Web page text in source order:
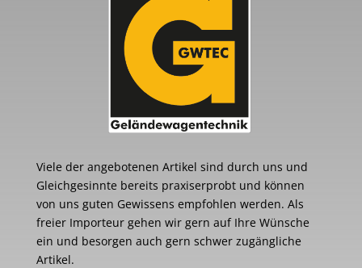
Viele der angebotenen Artikel sind durch uns und
Gleichgesinnte bereits praxiserprobt und können
von uns guten Gewissens empfohlen werden. Als
freier Importeur gehen wir gern auf Ihre Wünsche
ein und besorgen auch gern schwer zugängliche
Artikel.